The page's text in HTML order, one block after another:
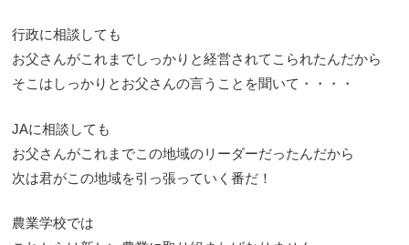
行政に相談しても
お父さんがこれまでしっかりと経営されてこられたんだから
そこはしっかりとお父さんの言うことを聞いて・・・・
JAに相談しても
お父さんがこれまでこの地域のリーダーだったんだから
次は君がこの地域を引っ張っていく番だ！
農業学校では